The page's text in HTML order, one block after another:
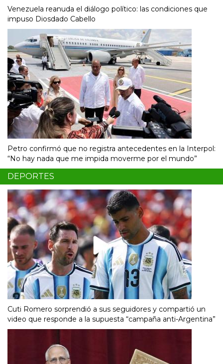
Venezuela reanuda el diálogo político: las condiciones que
impuso Diosdado Cabello
Petro confirmó que no registra antecedentes en la Interpol:
“No hay nada que me impida moverme por el mundo”
DEPORTES
video que responde a la supuesta “campaña anti-Argentina”